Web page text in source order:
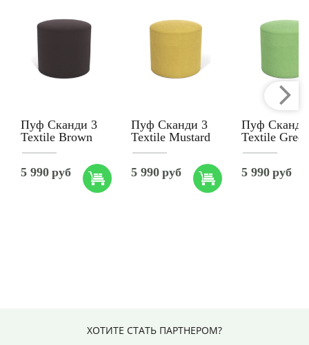
Пуф Сканди 3
Textile Brown
5 990 руб
Пуф Сканди 3
Textile Mustard
5 990 руб
Пуф
Textile Green
5 990 руб
ХОТИТЕ СТАТЬ ПАРТНЕРОМ?